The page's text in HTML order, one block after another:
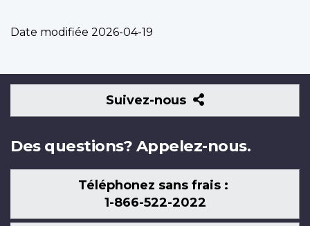
Date modifiée 2026-04-19
Suivez-nous
Suivez-
nous
Des questions? Appelez-nous.
Téléphonez sans frais :
1-866-522-2022